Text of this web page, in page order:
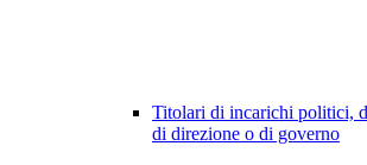
Titolari di incarichi politici,
di direzione o di governo